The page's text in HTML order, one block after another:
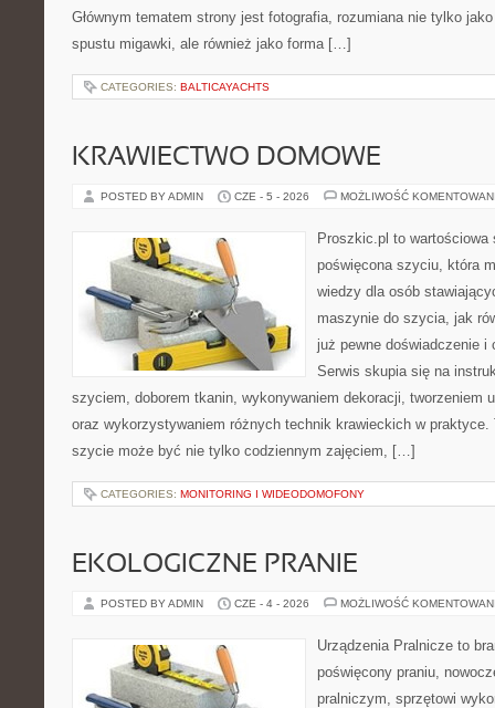
Głównym tematem strony jest fotografia, rozumiana nie tylko
spustu migawki, ale również jako forma […]
CATEGORIES: BALTICAYACHTS
KRAWIECTWO DOMOWE
POSTED BY ADMIN CZE - 5 - 2026 MOŻLIWOŚĆ
Proszkic.pl to wartościowa
poświęcona szyciu, która
wiedzy dla osób
maszynie do szycia, jak
już pewne doświadczenie
Serwis skupia się na
szyciem, doborem tkanin, wykonywaniem dekoracji, tworzeniem
oraz wykorzystywaniem różnych technik krawieckich w
szycie może być nie tylko codziennym zajęciem, […]
CATEGORIES: MONITORING I WIDEODOMOFONY
EKOLOGICZNE PRANIE
POSTED BY ADMIN CZE - 4 - 2026 MOŻLIWOŚĆ
Urządzenia Pralnicze to
poświęcony praniu,
pralniczym, sprzętowi